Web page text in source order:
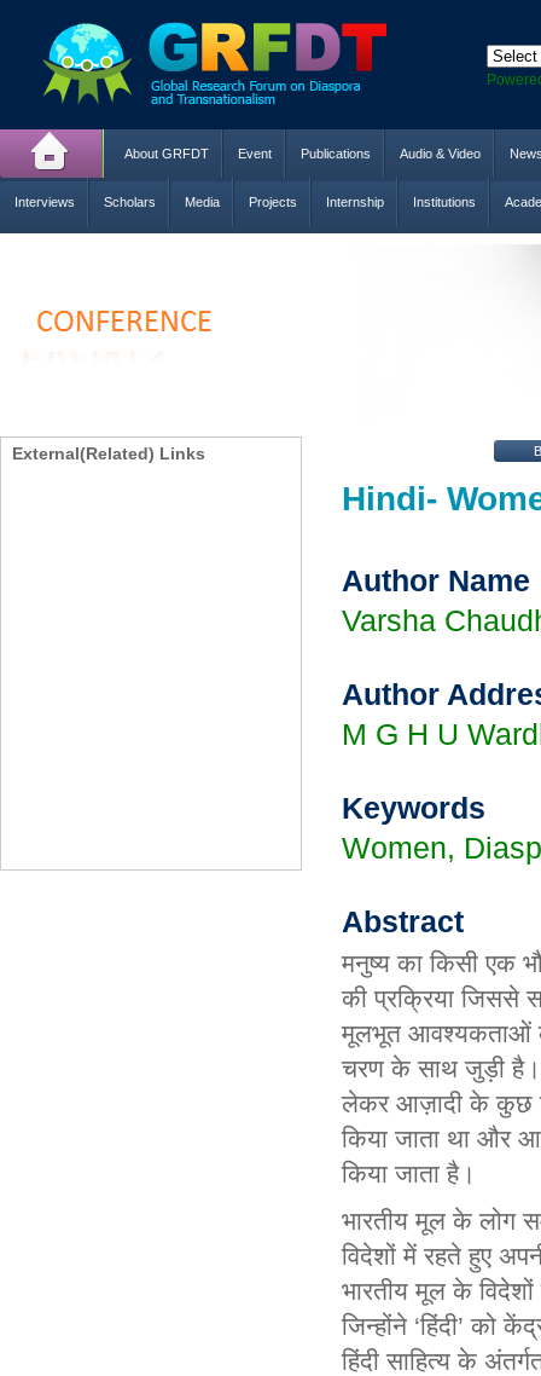
About GRFDT Event Publications Audio & Video
Interviews Scholars Media Projects Internship Institutions
External(Related) Links
Hindi-
Author Name
Varsha
Author
M G H U
Keywords
Women,
Abstract
मनुष्य का किसी एक
की प्रक्रिया जिससे
मूलभूत आवश्यकताओं
चरण के साथ जुड़ी है।
लेकर आज़ादी के कुछ
किया जाता था और
किया जाता है।
भारतीय मूल के लोग
विदेशों में रहते हुए
भारतीय मूल के
जिन्होंने ‘हिंदी’ को
हिंदी साहित्य के